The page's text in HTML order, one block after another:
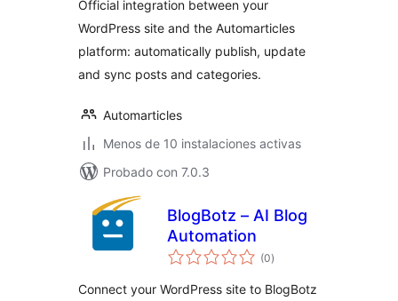
Official integration between your
WordPress site and the Automarticles
platform: automatically publish, update
and sync posts and categories.
Automarticles
Menos de 10 instalaciones activas
Probado con 7.0.3
BlogBotz – AI Blog
Automation
(0total
de
)
Connect your WordPress site to BlogBotz